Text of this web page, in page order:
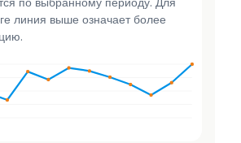
линия выше означает более